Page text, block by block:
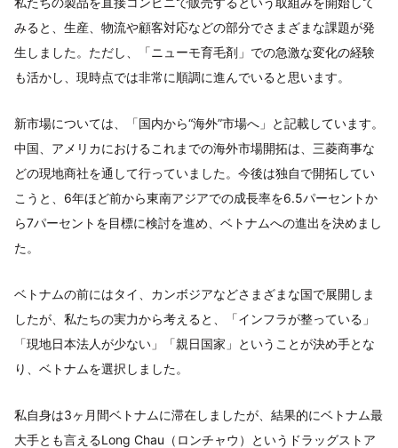
みると、生産、物流や顧客対応などの部分でさまざまな課題が発
生しました。ただし、「ニューモ育毛剤」での急激な変化の経験
も活かし、現時点では非常に順調に進んでいると思います。
新市場については、「国内から“海外”市場へ」と記載しています。
中国、アメリカにおけるこれまでの海外市場開拓は、三菱商事な
どの現地商社を通して行っていました。今後は独自で開拓してい
こうと、6年ほど前から東南アジアでの成長率を6.5パーセントか
ら7パーセントを目標に検討を進め、ベトナムへの進出を決めまし
た。
ベトナムの前にはタイ、カンボジアなどさまざまな国で展開しま
したが、私たちの実力から考えると、「インフラが整っている」
「現地日本法人が少ない」「親日国家」ということが決め手とな
り、ベトナムを選択しました。
私自身は3ヶ月間ベトナムに滞在しましたが、結果的にベトナム最
大手とも言えるLong Chau（ロンチャウ）というドラッグストア